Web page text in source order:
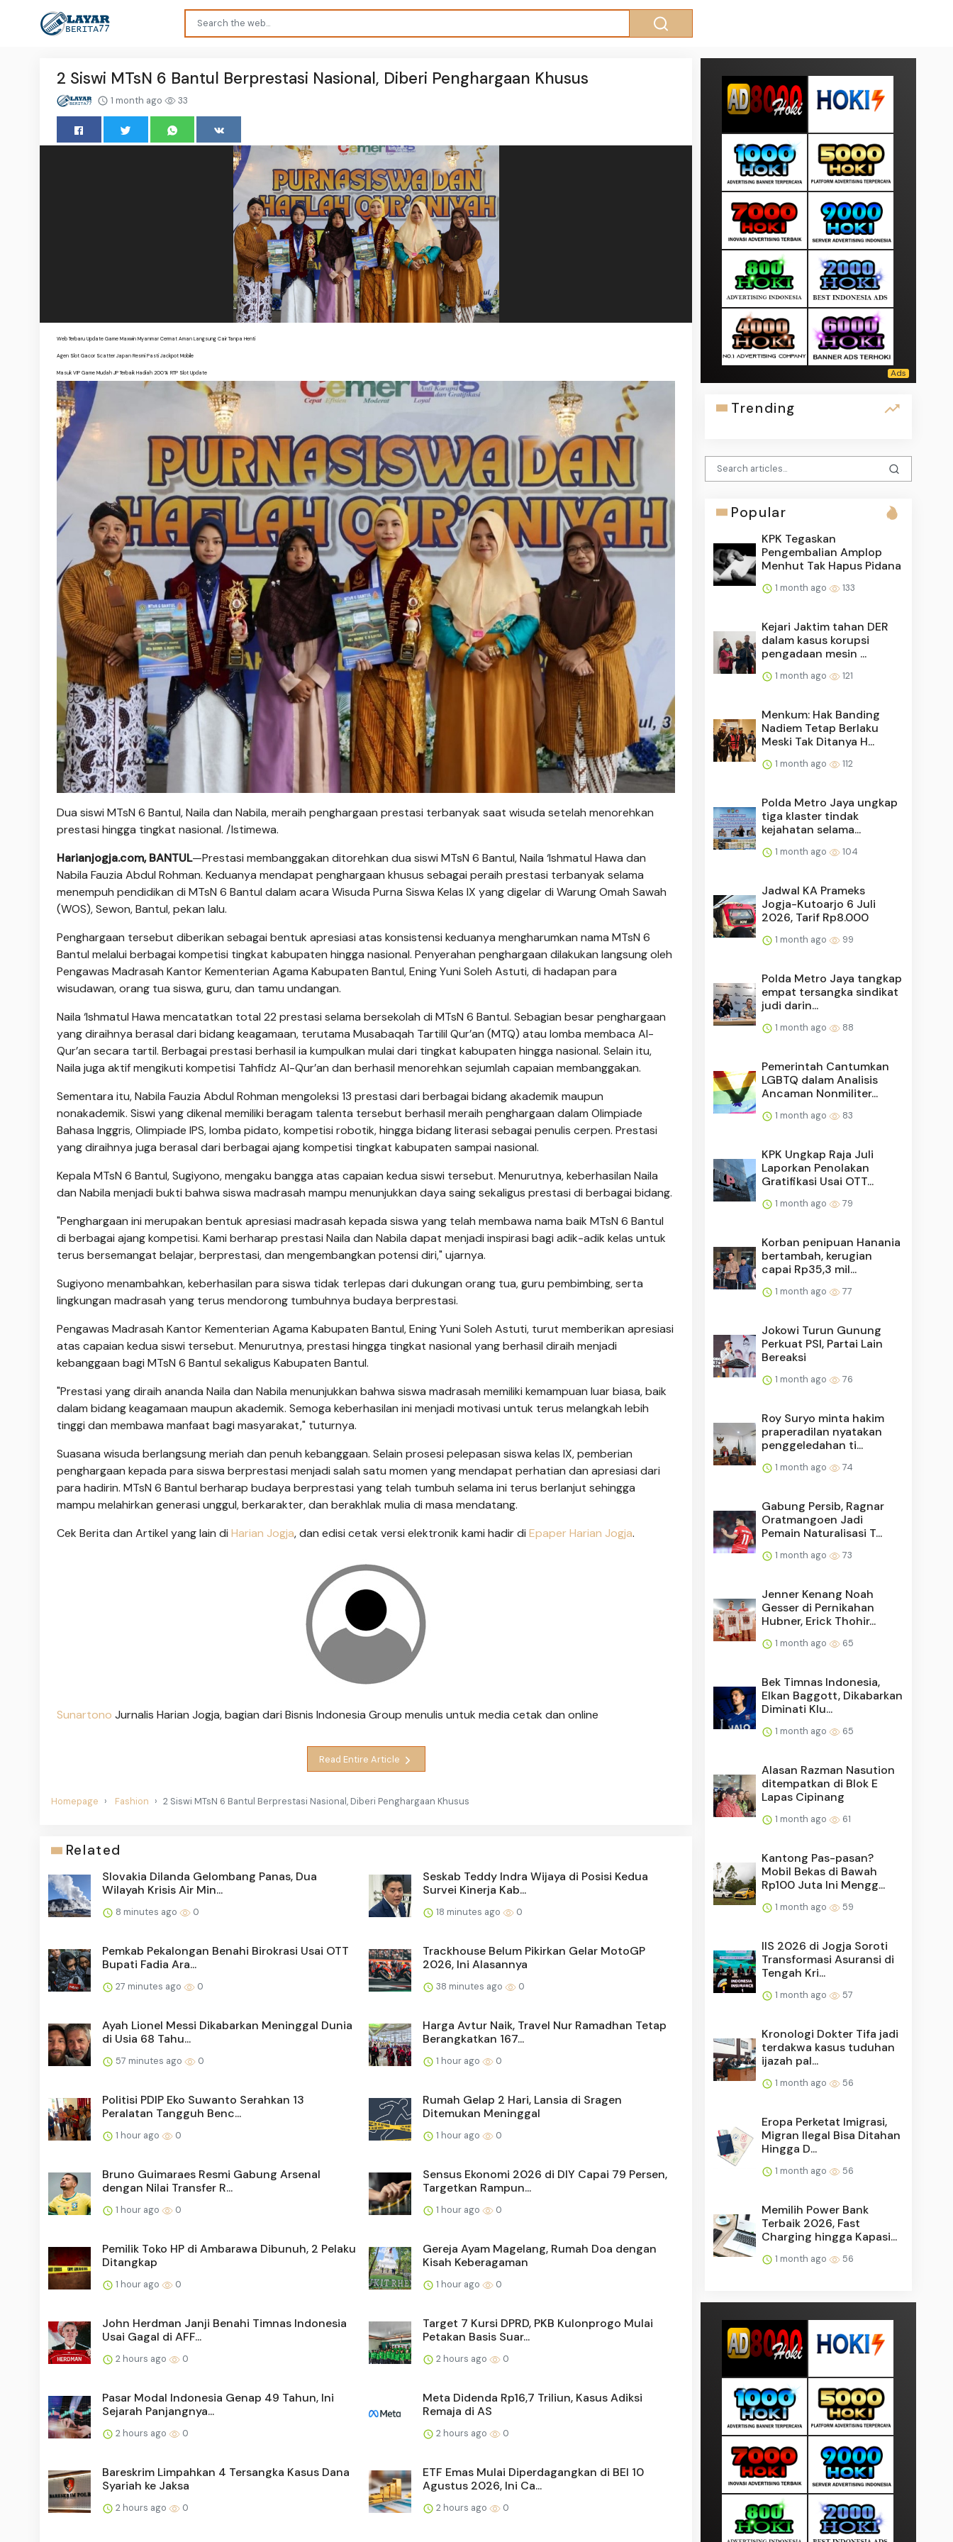
2 Siswi MTsN 6 Bantul Berprestasi Nasional, Diberi Penghargaan Khusus
1 month ago 33
Web Terbaru Update Game Maxwin Myanmar Cermat Aman Langsung Cair Tanpa Henti
Agen Slot Gacor Scatter Japan Resmi Pasti Jackpot Mobile
Masuk VIP Game Mudah JP Terbaik Hadiah 200% RTP Slot Update
Dua siswi MTsN 6 Bantul, Naila dan Nabila, meraih penghargaan prestasi terbanyak saat wisuda setelah menorehkan
prestasi hingga tingkat nasional. /Istimewa.
Harianjogja.com, BANTUL—Prestasi membanggakan ditorehkan dua siswi MTsN 6 Bantul, Naila ‘Ishmatul Hawa dan
Nabila Fauzia Abdul Rohman. Keduanya mendapat penghargaan khusus sebagai peraih prestasi terbanyak selama
menempuh pendidikan di MTsN 6 Bantul dalam acara Wisuda Purna Siswa Kelas IX yang digelar di Warung Omah Sawah
(WOS), Sewon, Bantul, pekan lalu.
Penghargaan tersebut diberikan sebagai bentuk apresiasi atas konsistensi keduanya mengharumkan nama MTsN 6
Bantul melalui berbagai kompetisi tingkat kabupaten hingga nasional. Penyerahan penghargaan dilakukan langsung oleh
Pengawas Madrasah Kantor Kementerian Agama Kabupaten Bantul, Ening Yuni Soleh Astuti, di hadapan para
wisudawan, orang tua siswa, guru, dan tamu undangan.
Naila ‘Ishmatul Hawa mencatatkan total 22 prestasi selama bersekolah di MTsN 6 Bantul. Sebagian besar penghargaan
yang diraihnya berasal dari bidang keagamaan, terutama Musabaqah Tartilil Qur’an (MTQ) atau lomba membaca Al-
Qur’an secara tartil. Berbagai prestasi berhasil ia kumpulkan mulai dari tingkat kabupaten hingga nasional. Selain itu,
Naila juga aktif mengikuti kompetisi Tahfidz Al-Qur’an dan berhasil menorehkan sejumlah capaian membanggakan.
Sementara itu, Nabila Fauzia Abdul Rohman mengoleksi 13 prestasi dari berbagai bidang akademik maupun
nonakademik. Siswi yang dikenal memiliki beragam talenta tersebut berhasil meraih penghargaan dalam Olimpiade
Bahasa Inggris, Olimpiade IPS, lomba pidato, kompetisi robotik, hingga bidang literasi sebagai penulis cerpen. Prestasi
yang diraihnya juga berasal dari berbagai ajang kompetisi tingkat kabupaten sampai nasional.
Kepala MTsN 6 Bantul, Sugiyono, mengaku bangga atas capaian kedua siswi tersebut. Menurutnya, keberhasilan Naila
dan Nabila menjadi bukti bahwa siswa madrasah mampu menunjukkan daya saing sekaligus prestasi di berbagai bidang.
"Penghargaan ini merupakan bentuk apresiasi madrasah kepada siswa yang telah membawa nama baik MTsN 6 Bantul
di berbagai ajang kompetisi. Kami berharap prestasi Naila dan Nabila dapat menjadi inspirasi bagi adik-adik kelas untuk
terus bersemangat belajar, berprestasi, dan mengembangkan potensi diri," ujarnya.
Sugiyono menambahkan, keberhasilan para siswa tidak terlepas dari dukungan orang tua, guru pembimbing, serta
lingkungan madrasah yang terus mendorong tumbuhnya budaya berprestasi.
Pengawas Madrasah Kantor Kementerian Agama Kabupaten Bantul, Ening Yuni Soleh Astuti, turut memberikan apresiasi
atas capaian kedua siswi tersebut. Menurutnya, prestasi hingga tingkat nasional yang berhasil diraih menjadi
kebanggaan bagi MTsN 6 Bantul sekaligus Kabupaten Bantul.
"Prestasi yang diraih ananda Naila dan Nabila menunjukkan bahwa siswa madrasah memiliki kemampuan luar biasa, baik
dalam bidang keagamaan maupun akademik. Semoga keberhasilan ini menjadi motivasi untuk terus melangkah lebih
tinggi dan membawa manfaat bagi masyarakat," tuturnya.
Suasana wisuda berlangsung meriah dan penuh kebanggaan. Selain prosesi pelepasan siswa kelas IX, pemberian
penghargaan kepada para siswa berprestasi menjadi salah satu momen yang mendapat perhatian dan apresiasi dari
para hadirin. MTsN 6 Bantul berharap budaya berprestasi yang telah tumbuh selama ini terus berlanjut sehingga
mampu melahirkan generasi unggul, berkarakter, dan berakhlak mulia di masa mendatang.
Cek Berita dan Artikel yang lain di Harian Jogja, dan edisi cetak versi elektronik kami hadir di Epaper Harian Jogja.
Sunartono Jurnalis Harian Jogja, bagian dari Bisnis Indonesia Group menulis untuk media cetak dan online
Read Entire Article
Homepage Fashion 2 Siswi MTsN 6 Bantul Berprestasi Nasional, Diberi Penghargaan Khusus
Related
Slovakia Dilanda Gelombang Panas, Dua
Wilayah Krisis Air Min...
8 minutes ago 0
Seskab Teddy Indra Wijaya di Posisi Kedua
Survei Kinerja Kab...
18 minutes ago 0
Pemkab Pekalongan Benahi Birokrasi Usai OTT
Bupati Fadia Ara...
27 minutes ago 0
Trackhouse Belum Pikirkan Gelar MotoGP
2026, Ini Alasannya
38 minutes ago 0
Ayah Lionel Messi Dikabarkan Meninggal Dunia
di Usia 68 Tahu...
57 minutes ago 0
Harga Avtur Naik, Travel Nur Ramadhan Tetap
Berangkatkan 167...
1 hour ago 0
Politisi PDIP Eko Suwanto Serahkan 13
Peralatan Tangguh Benc...
1 hour ago 0
Rumah Gelap 2 Hari, Lansia di Sragen
Ditemukan Meninggal
1 hour ago 0
Bruno Guimaraes Resmi Gabung Arsenal
dengan Nilai Transfer R...
1 hour ago 0
Sensus Ekonomi 2026 di DIY Capai 79 Persen,
Targetkan Rampun...
1 hour ago 0
Pemilik Toko HP di Ambarawa Dibunuh, 2 Pelaku
Ditangkap
1 hour ago 0
Gereja Ayam Magelang, Rumah Doa dengan
Kisah Keberagaman
1 hour ago 0
John Herdman Janji Benahi Timnas Indonesia
Usai Gagal di AFF...
2 hours ago 0
Target 7 Kursi DPRD, PKB Kulonprogo Mulai
Petakan Basis Suar...
2 hours ago 0
Pasar Modal Indonesia Genap 49 Tahun, Ini
Sejarah Panjangnya...
2 hours ago 0
Meta Didenda Rp16,7 Triliun, Kasus Adiksi
Remaja di AS
2 hours ago 0
Bareskrim Limpahkan 4 Tersangka Kasus Dana
Syariah ke Jaksa
2 hours ago 0
ETF Emas Mulai Diperdagangkan di BEI 10
Agustus 2026, Ini Ca...
2 hours ago 0
Trending
Popular
KPK Tegaskan
Pengembalian Amplop
Menhut Tak Hapus Pidana
1 month ago 133
Kejari Jaktim tahan DER
dalam kasus korupsi
pengadaan mesin ...
1 month ago 121
Menkum: Hak Banding
Nadiem Tetap Berlaku
Meski Tak Ditanya H...
1 month ago 112
Polda Metro Jaya ungkap
tiga klaster tindak
kejahatan selama...
1 month ago 104
Jadwal KA Prameks
Jogja-Kutoarjo 6 Juli
2026, Tarif Rp8.000
1 month ago 99
Polda Metro Jaya tangkap
empat tersangka sindikat
judi darin...
1 month ago 88
Pemerintah Cantumkan
LGBTQ dalam Analisis
Ancaman Nonmiliter...
1 month ago 83
KPK Ungkap Raja Juli
Laporkan Penolakan
Gratifikasi Usai OTT...
1 month ago 79
Korban penipuan Hanania
bertambah, kerugian
capai Rp35,3 mil...
1 month ago 77
Jokowi Turun Gunung
Perkuat PSI, Partai Lain
Bereaksi
1 month ago 76
Roy Suryo minta hakim
praperadilan nyatakan
penggeledahan ti...
1 month ago 74
Gabung Persib, Ragnar
Oratmangoen Jadi
Pemain Naturalisasi T...
1 month ago 73
Jenner Kenang Noah
Gesser di Pernikahan
Hubner, Erick Thohir...
1 month ago 65
Bek Timnas Indonesia,
Elkan Baggott, Dikabarkan
Diminati Klu...
1 month ago 65
Alasan Razman Nasution
ditempatkan di Blok E
Lapas Cipinang
1 month ago 61
Kantong Pas-pasan?
Mobil Bekas di Bawah
Rp100 Juta Ini Mengg...
1 month ago 59
IIS 2026 di Jogja Soroti
Transformasi Asuransi di
Tengah Kri...
1 month ago 57
Kronologi Dokter Tifa jadi
terdakwa kasus tuduhan
ijazah pal...
1 month ago 56
Eropa Perketat Imigrasi,
Migran Ilegal Bisa Ditahan
Hingga D...
1 month ago 56
Memilih Power Bank
Terbaik 2026, Fast
Charging hingga Kapasi...
1 month ago 56